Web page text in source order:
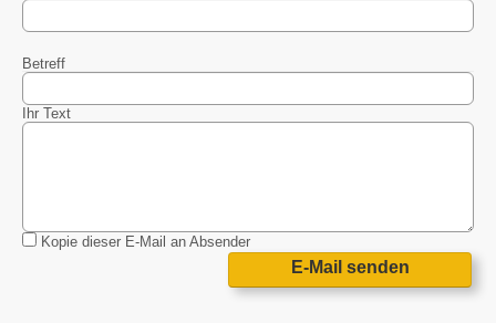
Betreff
Ihr Text
Kopie dieser E-Mail an Absender
E-Mail senden